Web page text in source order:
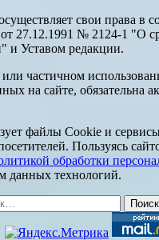
свои права в
27.12.1991 № 2124-1 "О
и Уставом редакции.
частичном
на сайте, обязательна
файлы Cookie и
Пользуясь
обработки
данных технологий.